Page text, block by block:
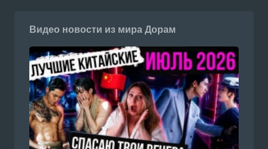
Видео новости из мира Дорам